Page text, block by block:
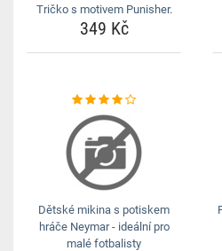
Tričko s motivem Punisher.
349 Kč
Dětské mikina s potiskem
hráče Neymar - ideální pro
malé fotbalisty